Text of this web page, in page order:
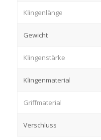
Klingenlänge
Gewicht
Klingenstärke
Klingenmaterial
Griffmaterial
Verschluss